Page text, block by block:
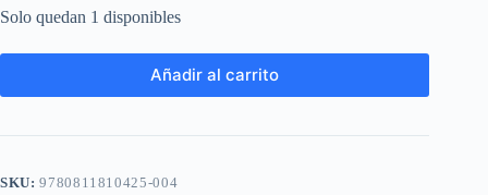
Solo quedan 1 disponibles
Añadir al carrito
SKU:9780811810425-004